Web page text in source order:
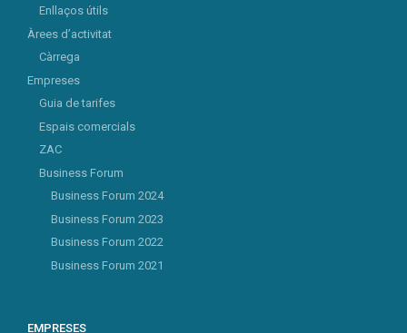
Enllaços útils
Àrees d’activitat
Càrrega
Empreses
Guia de tarifes
Espais comercials
ZAC
Business Forum
Business Forum 2024
Business Forum 2023
Business Forum 2022
Business Forum 2021
EMPRESES